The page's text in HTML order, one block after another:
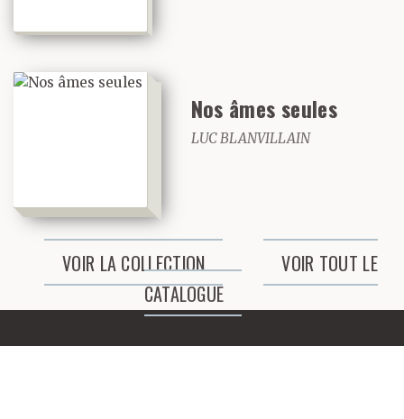
Nos âmes seules
LUC BLANVILLAIN
VOIR LA COLLECTION
VOIR TOUT LE
CATALOGUE